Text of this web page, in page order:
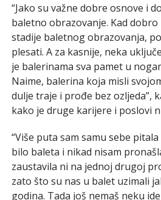
“Jako su važne dobre osnove i
baletno obrazovanje. Kad
stadije baletnog obrazovanja,
plesati. A za kasnije, neka
je balerinama sva pamet u
Naime, balerina koja misli
dulje traje i prođe bez ozljeda”,
kako je druge karijere i poslovi
“Više puta sam samu sebe
bilo baleta i nikad nisam
zaustavila ni na jednoj drugoj
zato što su nas u balet uzimali
godina. Tada još nemaš neku